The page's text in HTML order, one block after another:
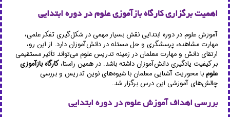
اهمیت برگزاری کارگاه بازآموزی علوم در دوره ابتدایی
آموزش علوم در دوره ابتدایی نقش بسیار مهمی در شکل‌گیری تفکر علمی،
مهارت مشاهده، پرسشگری و حل مسئله در دانش‌آموزان دارد. از این رو،
ارتقای دانش و مهارت معلمان در زمینه تدریس علوم می‌تواند تأثیر مستقیمی
بر کیفیت یادگیری دانش‌آموزان داشته باشد. در همین راستا،کارگاه بازآموزی
علومبا محوریت آشنایی معلمان با شیوه‌های نوین تدریس و بررسی
چالش‌های آموزشی این درس برگزار شد.
بررسی اهداف آموزش علوم در دوره ابتدایی